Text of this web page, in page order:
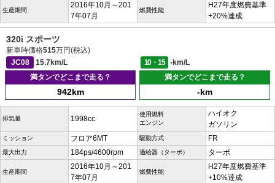
生産期間
2016年10月～201
7年07月
燃費性能
H27年度燃費基準
+20%達成
320i スポーツ
新車時価格515万円(税込)
JC08
15.7km/L 10・15
-km/L
満タンでどこまで走る？
942km
満タンでどこまで走る？
-km
排気量 1998cc
使用燃料
エンジン
ハイオク
ガソリン
ミッション フロア6MT 駆動方式 FR
最大出力 184ps/4600rpm 過給器（ターボ） ターボ
生産期間
2016年10月～201
7年07月
燃費性能
H27年度燃費基準
+10%達成